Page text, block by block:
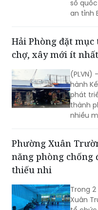
Nhận
của tài
số
an tỉnh
cấp xã
nhận,
điện tử
Hải Phòng đặt mục
chợ, xây mới ít
(PLVN)
hành
thành
nhiều
nhằm
thị và
Phường Xuân
năng phòng
thiếu nhi